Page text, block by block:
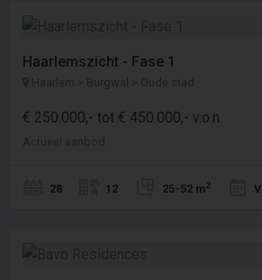
Haarlemszicht - Fase 1
Haarlem > Burgwal > Oude stad
€ 250.000,- tot € 450.000,- v.o.n.
Actueel aanbod
28 12 25-52 m2